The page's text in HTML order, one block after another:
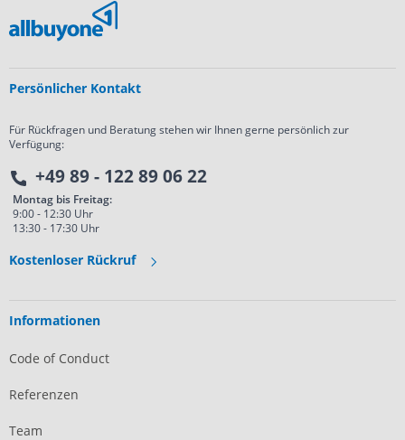
Persönlicher Kontakt
Für Rückfragen und Beratung stehen wir Ihnen gerne persönlich zur
Verfügung:
+49 89 - 122 89 06 22
Montag bis Freitag:
9:00 - 12:30 Uhr
13:30 - 17:30 Uhr
Kostenloser Rückruf
Informationen
Code of Conduct
Referenzen
Team